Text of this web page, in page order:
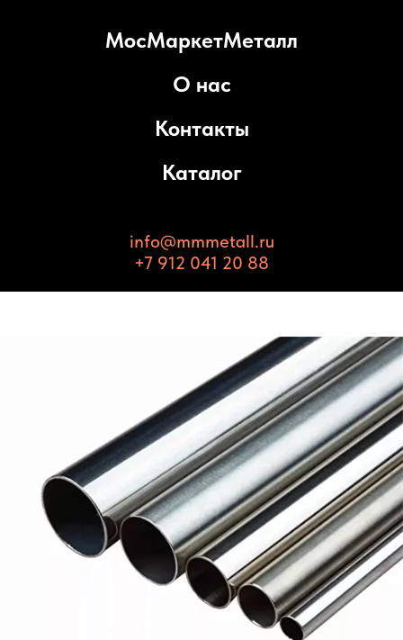
МосМаркетМеталл
О нас
Контакты
Каталог
info@mmmetall.ru
+7 912 041 20 88